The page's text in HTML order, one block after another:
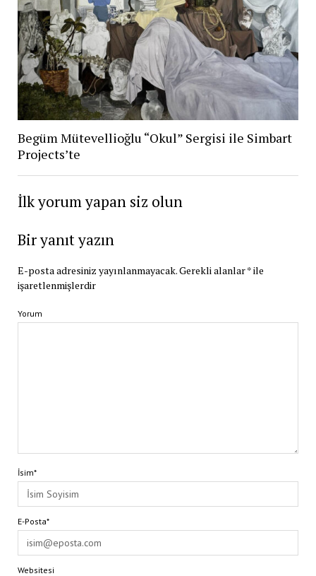
Begüm Mütevellioğlu “Okul” Sergisi ile Simbart
Projects’te
İlk yorum yapan siz olun
Bir yanıt yazın
E-posta adresiniz yayınlanmayacak.Gerekli alanlar*ile
işaretlenmişlerdir
Yorum
İsim*
E-Posta*
Websitesi